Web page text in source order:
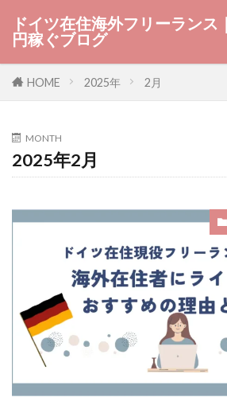
ドイツ在住海外フリーランス
円稼ぐブログ
HOME 2025年 2月
MONTH
2025年2月